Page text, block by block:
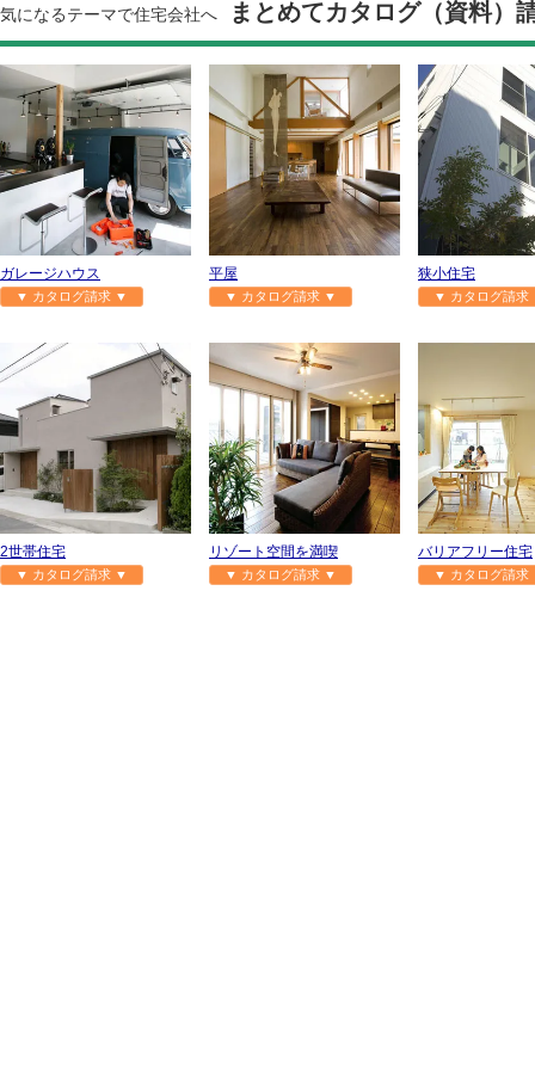
気になるテーマで住宅会社へ まとめてカタログ（資料）
ガレージハウス
▼ カタログ請求 ▼
平屋
▼ カタログ請求 ▼
狭小住宅
▼ カタログ請
2世帯住宅
▼ カタログ請求 ▼
リゾート空間を満喫
▼ カタログ請求 ▼
バリアフリー住宅
▼ カタログ請